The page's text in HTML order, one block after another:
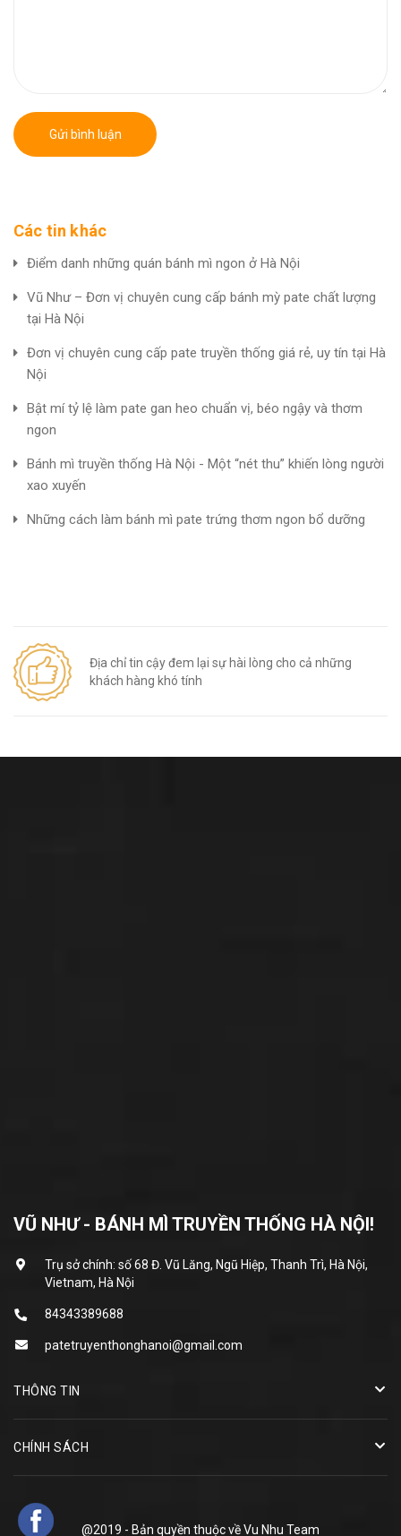
Gửi bình luận
Các tin khác
Điểm danh những quán bánh mì ngon ở Hà Nội
Vũ Như – Đơn vị chuyên cung cấp bánh mỳ pate chất lượng
tại Hà Nội
Đơn vị chuyên cung cấp pate truyền thống giá rẻ, uy tín tại Hà
Nội
Bật mí tỷ lệ làm pate gan heo chuẩn vị, béo ngậy và thơm
ngon
Bánh mì truyền thống Hà Nội - Một “nét thu” khiến lòng người
xao xuyến
Những cách làm bánh mì pate trứng thơm ngon bổ dưỡng
Địa chỉ tin cậy đem lại sự hài lòng cho cả những
khách hàng khó tính
VŨ NHƯ - BÁNH MÌ TRUYỀN THỐNG HÀ NỘI!
Trụ sở chính: số 68 Đ. Vũ Lăng, Ngũ Hiệp, Thanh Trì, Hà Nội,
Vietnam, Hà Nội
84343389688
patetruyenthonghanoi@gmail.com
THÔNG TIN
CHÍNH SÁCH
@2019 - Bản quyền thuộc vềVu Nhu Team